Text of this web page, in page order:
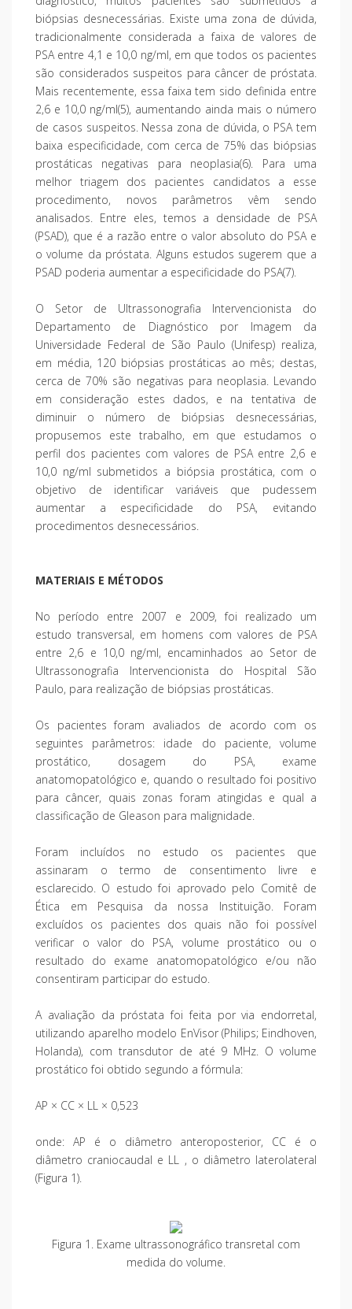
biópsias desnecessárias. Existe uma zona de dúvida,
tradicionalmente considerada a faixa de valores de
PSA entre 4,1 e 10,0 ng/ml, em que todos os pacientes
são considerados suspeitos para câncer de próstata.
Mais recentemente, essa faixa tem sido definida entre
2,6 e 10,0 ng/ml(5), aumentando ainda mais o número
de casos suspeitos. Nessa zona de dúvida, o PSA tem
baixa especificidade, com cerca de 75% das biópsias
prostáticas negativas para neoplasia(6). Para uma
melhor triagem dos pacientes candidatos a esse
procedimento, novos parâmetros vêm sendo
analisados. Entre eles, temos a densidade de PSA
(PSAD), que é a razão entre o valor absoluto do PSA e
o volume da próstata. Alguns estudos sugerem que a
PSAD poderia aumentar a especificidade do PSA(7).
O Setor de Ultrassonografia Intervencionista do
Departamento de Diagnóstico por Imagem da
Universidade Federal de São Paulo (Unifesp) realiza,
em média, 120 biópsias prostáticas ao mês; destas,
cerca de 70% são negativas para neoplasia. Levando
em consideração estes dados, e na tentativa de
diminuir o número de biópsias desnecessárias,
propusemos este trabalho, em que estudamos o
perfil dos pacientes com valores de PSA entre 2,6 e
10,0 ng/ml submetidos a biópsia prostática, com o
objetivo de identificar variáveis que pudessem
aumentar a especificidade do PSA, evitando
procedimentos desnecessários.
MATERIAIS E MÉTODOS
No período entre 2007 e 2009, foi realizado um
estudo transversal, em homens com valores de PSA
entre 2,6 e 10,0 ng/ml, encaminhados ao Setor de
Ultrassonografia Intervencionista do Hospital São
Paulo, para realização de biópsias prostáticas.
Os pacientes foram avaliados de acordo com os
seguintes parâmetros: idade do paciente, volume
prostático, dosagem do PSA, exame
anatomopatológico e, quando o resultado foi positivo
para câncer, quais zonas foram atingidas e qual a
classificação de Gleason para malignidade.
Foram incluídos no estudo os pacientes que
assinaram o termo de consentimento livre e
esclarecido. O estudo foi aprovado pelo Comitê de
Ética em Pesquisa da nossa Instituição. Foram
excluídos os pacientes dos quais não foi possível
verificar o valor do PSA, volume prostático ou o
resultado do exame anatomopatológico e/ou não
consentiram participar do estudo.
A avaliação da próstata foi feita por via endorretal,
utilizando aparelho modelo EnVisor (Philips; Eindhoven,
Holanda), com transdutor de até 9 MHz. O volume
prostático foi obtido segundo a fórmula:
AP × CC × LL × 0,523
onde: AP é o diâmetro anteroposterior, CC é o
diâmetro craniocaudal e LL , o diâmetro laterolateral
(Figura 1).
Figura 1. Exame ultrassonográfico transretal com
medida do volume.